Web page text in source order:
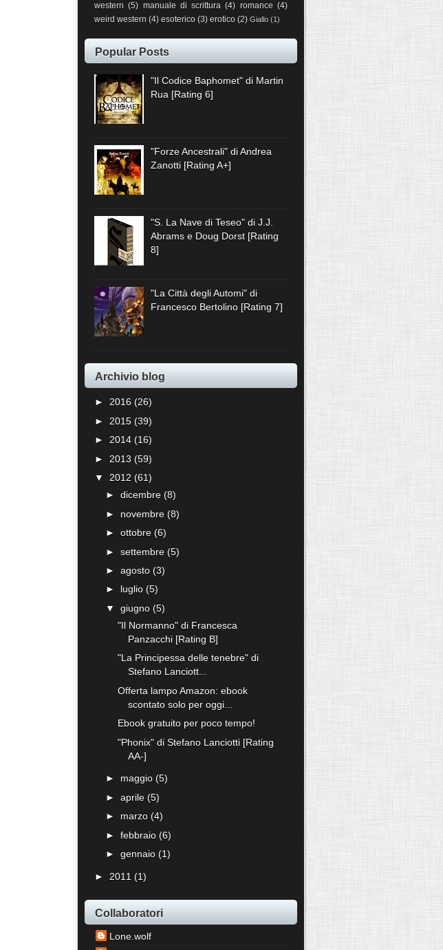
western (5) manuale di scrittura (4) romance (4)
weird western (4) esoterico (3) erotico (2) Giallo (1)
Popular Posts
"Il Codice Baphomet" di Martin
Rua [Rating 6]
"Forze Ancestrali" di Andrea
Zanotti [Rating A+]
"S. La Nave di Teseo" di J.J.
Abrams e Doug Dorst [Rating
8]
"La Città degli Automi" di
Francesco Bertolino [Rating 7]
Archivio blog
► 2016 (26)
► 2015 (39)
► 2014 (16)
► 2013 (59)
▼ 2012 (61)
►dicembre(8)
► novembre(8)
►ottobre(6)
►settembre(5)
►agosto(3)
►
luglio(5)
▼giugno(5)
"Il Normanno" di Francesca
Panzacchi [Rating B]
"La Principessa delle tenebre" di
Stefano Lanciott...
Offerta lampo Amazon: ebook
scontato solo per oggi...
Ebook gratuito per poco tempo!
"Phonix" di Stefano Lanciotti [Rating
AA-]
► maggio(5)
►aprile(5)
► marzo(4)
►febbraio(6)
►gennaio(1)
► 2011 (1)
Collaboratori
Lone.wolf